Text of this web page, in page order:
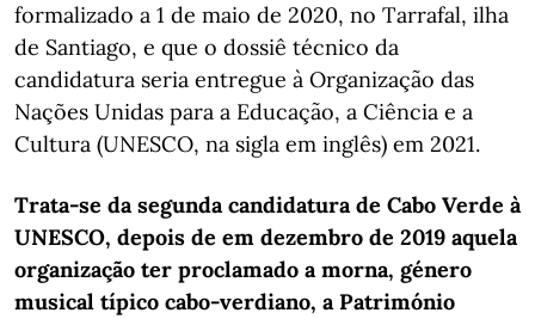
formalizado a 1 de maio de 2020, no Tarrafal, ilha
de Santiago, e que o dossiê técnico da
candidatura seria entregue à Organização das
Nações Unidas para a Educação, a Ciência e a
Cultura (UNESCO, na sigla em inglês) em 2021.
Trata-se da segunda candidatura de Cabo Verde à
UNESCO, depois de em dezembro de 2019 aquela
organização ter proclamado a morna, género
musical típico cabo-verdiano, a Património